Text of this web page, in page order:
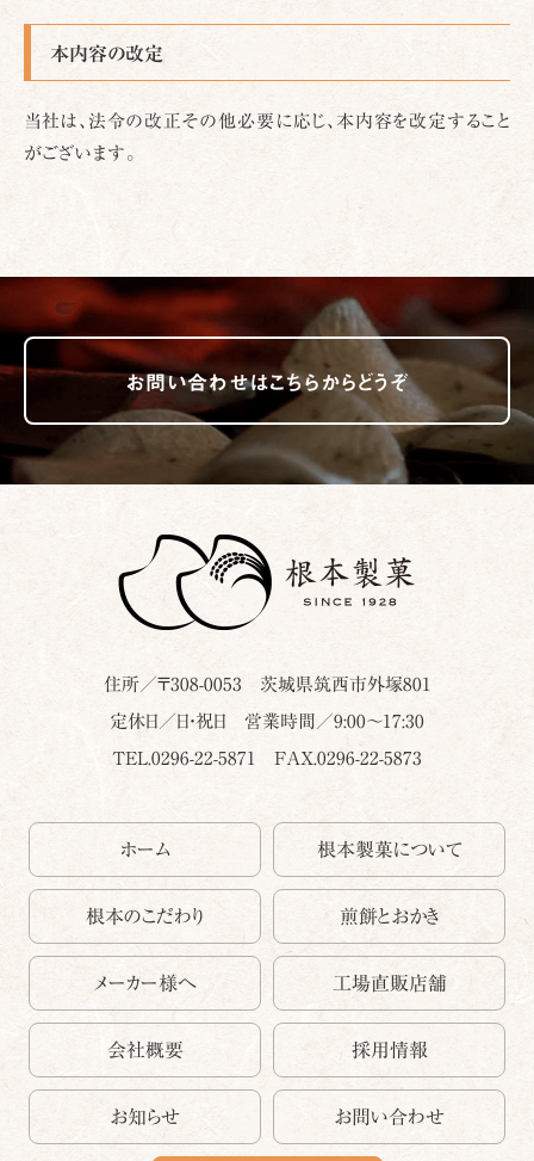
本内容の改定
当社は、法令の改正その他必要に応じ、本内容を改定すること
がございます。
お問い合わせはこちらからどうぞ
住所／〒308-0053 茨城県筑西市外塚801
定休日／日・祝日 営業時間／9:00～17:30
TEL.0296-22-5871 FAX.0296-22-5873
ホーム 根本製菓について
根本のこだわり 煎餅とおかき
メーカー様へ 工場直販店舗
会社概要 採用情報
お知らせ お問い合わせ